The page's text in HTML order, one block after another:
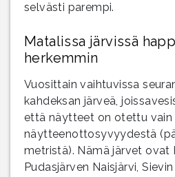
selvästi parempi.
Matalissa järvissä
herkemmin
Vuosittain vaihtuvissa
kahdeksan järveä,
että näytteet on otettu vain
näytteenottosyvyydestä
metristä). Nämä järvet ovat
Pudasjärven Naisjärvi,